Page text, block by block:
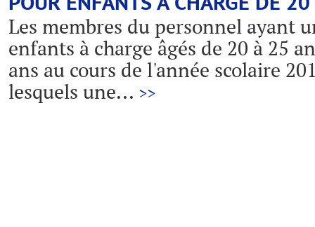
Les membres du personnel ayant
enfants à charge âgés de 20 à 25
ans au cours de l'année scolaire
lesquels une... >>